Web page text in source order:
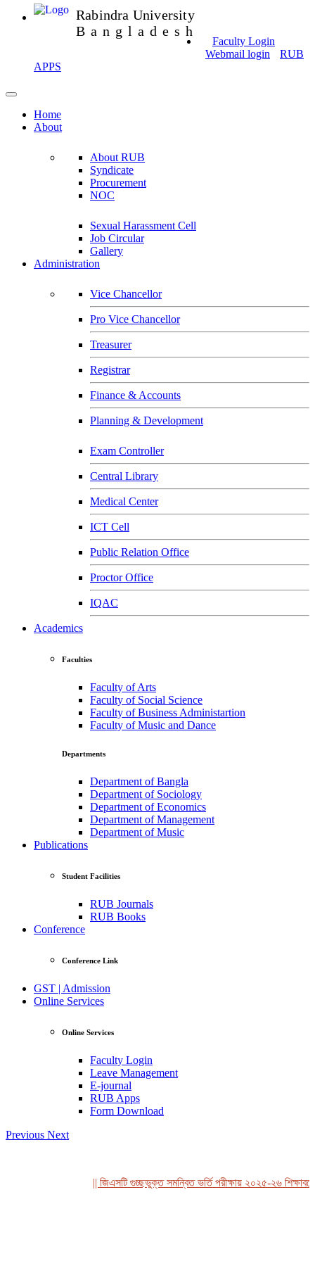
Rabindra University
Bangladesh
Faculty Login
Webmail login
RUB
APPS
Home
About
About RUB
Syndicate
Procurement
NOC
Sexual Harassment Cell
Job Circular
Gallery
Administration
Vice Chancellor
Pro Vice Chancellor
Treasurer
Registrar
Finance & Accounts
Planning & Development
Exam Controller
Central Library
Medical Center
ICT Cell
Public Relation Office
Proctor Office
IQAC
Academics
Faculties
Faculty of Arts
Faculty of Social Science
Faculty of Business Administartion
Faculty of Music and Dance
Departments
Department of Bangla
Department of Sociology
Department of Economics
Department of Management
Department of Music
Publications
Student Facilities
RUB Journals
RUB Books
Conference
Conference Link
GST | Admission
Online Services
Online Services
Faculty Login
Leave Management
E-journal
RUB Apps
Form Download
Previous Next
|| জিএসটি গুচ্ছভুক্ত সমন্বিত ভর্তি পরীক্ষায় ২০২৫-২৬ শিক্ষাবর্ষে